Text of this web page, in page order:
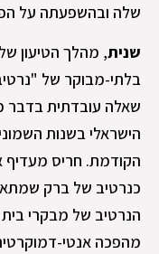
שלה ובהשפעתה על
שנית, מהלך הטיעון
בלתי-מבוקר של
שאלה עובדתית בדבר
הישראלי בשנות
הקודמת. חריס
כנרטיב של ברק
הנרטיב של מבקרי
מהפכה אנטי-